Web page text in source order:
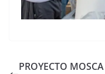
PROYECTO